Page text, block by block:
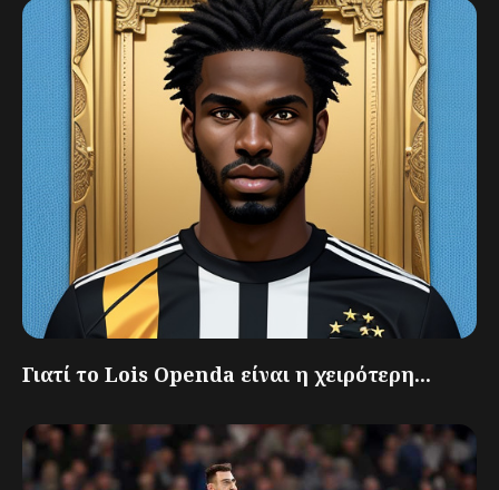
Γιατί το Lois Openda είναι η χειρότερη...